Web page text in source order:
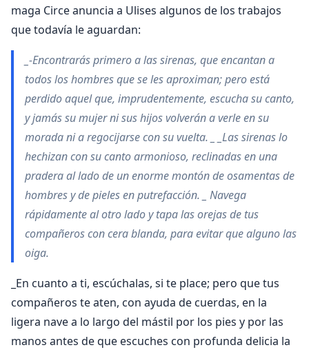
maga Circe anuncia a Ulises algunos de los trabajos
que todavía le aguardan:
_-Encontrarás primero a las sirenas, que encantan a
todos los hombres que se les aproximan; pero está
perdido aquel que, imprudentemente, escucha su canto,
y jamás su mujer ni sus hijos volverán a verle en su
morada ni a regocijarse con su vuelta. _ _Las sirenas lo
hechizan con su canto armonioso, reclinadas en una
pradera al lado de un enorme montón de osamentas de
hombres y de pieles en putrefacción. _ Navega
rápidamente al otro lado y tapa las orejas de tus
compañeros con cera blanda, para evitar que alguno las
oiga.
_En cuanto a ti, escúchalas, si te place; pero que tus
compañeros te aten, con ayuda de cuerdas, en la
ligera nave a lo largo del mástil por los pies y por las
manos antes de que escuches con profunda delicia la